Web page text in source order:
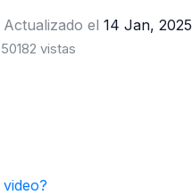
Actualizado el 14 Jan, 2025
50182 vistas